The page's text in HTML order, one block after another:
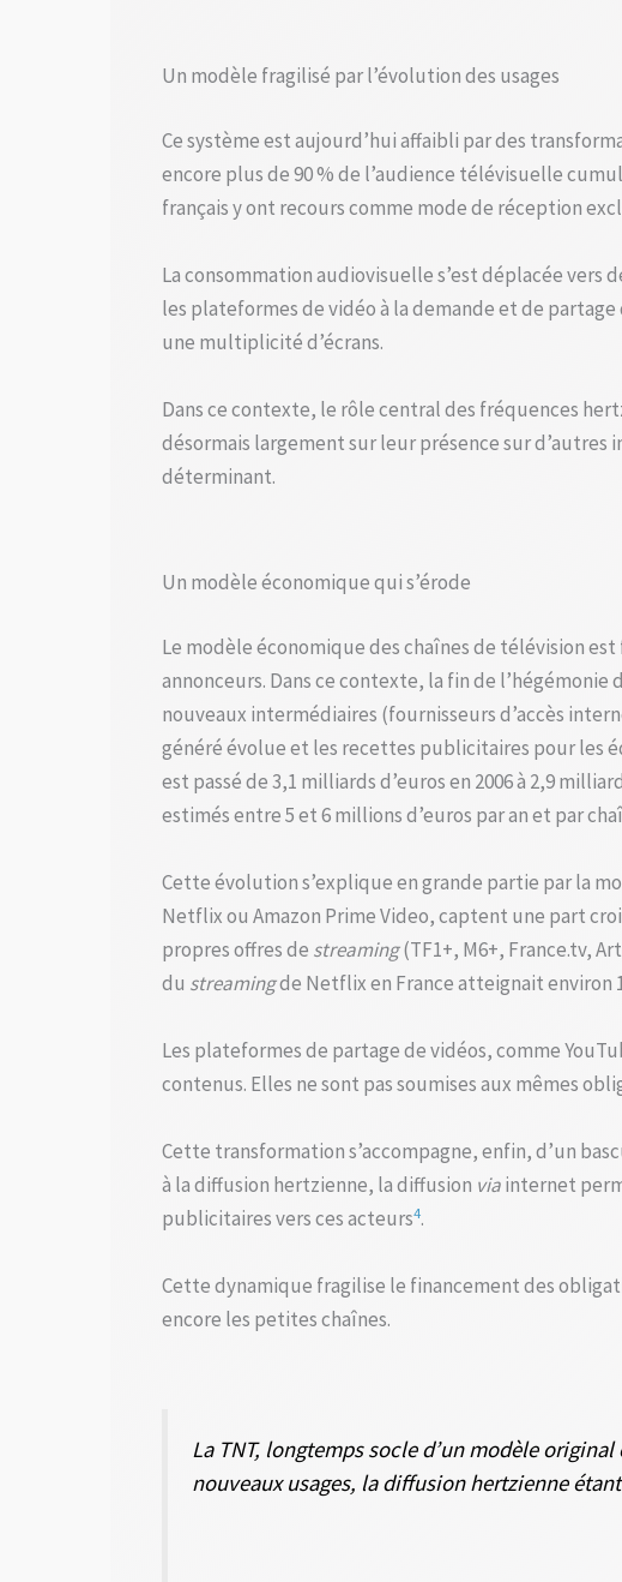
Un modèle fragilisé par l’évolution des usages
Ce système est aujourd’hui affaibli par des
encore plus de 90 % de l’audience télévisuelle
français y ont recours comme mode de réception
La consommation audiovisuelle s’est déplacée vers
les plateformes de vidéo à la demande et de
une multiplicité d’écrans.
Dans ce contexte, le rôle central des fréquences
désormais largement sur leur présence sur
déterminant.
Un modèle économique qui s’érode
Le modèle économique des chaînes de télévision
annonceurs. Dans ce contexte, la fin de
nouveaux intermédiaires (fournisseurs d’accès
généré évolue et les recettes publicitaires pour les
est passé de 3,1 milliards d’euros en 2006 à 2,9
estimés entre 5 et 6 millions d’euros par an et par
Cette évolution s’explique en grande partie par la
Netflix ou Amazon Prime Video, captent une part
propres offres de streaming(TF1+, M6+, France.tv,
du streamingde Netflix en France atteignait environ
Les plateformes de partage de vidéos, comme
contenus. Elles ne sont pas soumises aux mêmes
Cette transformation s’accompagne, enfin, d’un
à la diffusion hertzienne, la diffusion viainternet
publicitaires vers ces acteurs4.
Cette dynamique fragilise le financement des
encore les petites chaînes.
La TNT, longtemps socle d’un modèle
nouveaux usages, la diffusion hertzienne